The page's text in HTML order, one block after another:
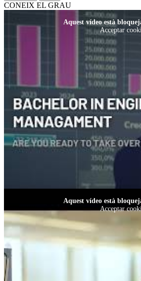
CONEIX EL GRAU
Aquest vídeo està
Acceptar
Aquest vídeo està
Acceptar